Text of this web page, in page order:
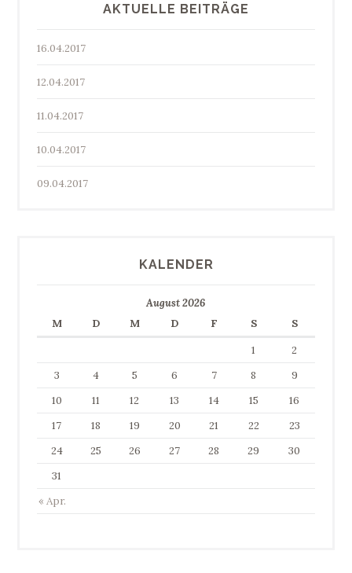
AKTUELLE BEITRÄGE
16.04.2017
12.04.2017
11.04.2017
10.04.2017
09.04.2017
KALENDER
August 2026
M
D M D F S S
« Apr.
1
2
3
4 5 6 7 8
9
10
11 12 13 14 15
16
17
18 19 20 21 22
23
24
25 26 27 28 29
30
31